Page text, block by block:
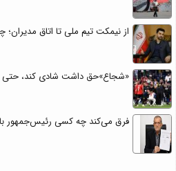
از نیمکت تیم ملی تا اتاق
«شجاع»حق داشت شادی کند، حتی
فرق می‌کند چه کسی رئیس‌جمهور